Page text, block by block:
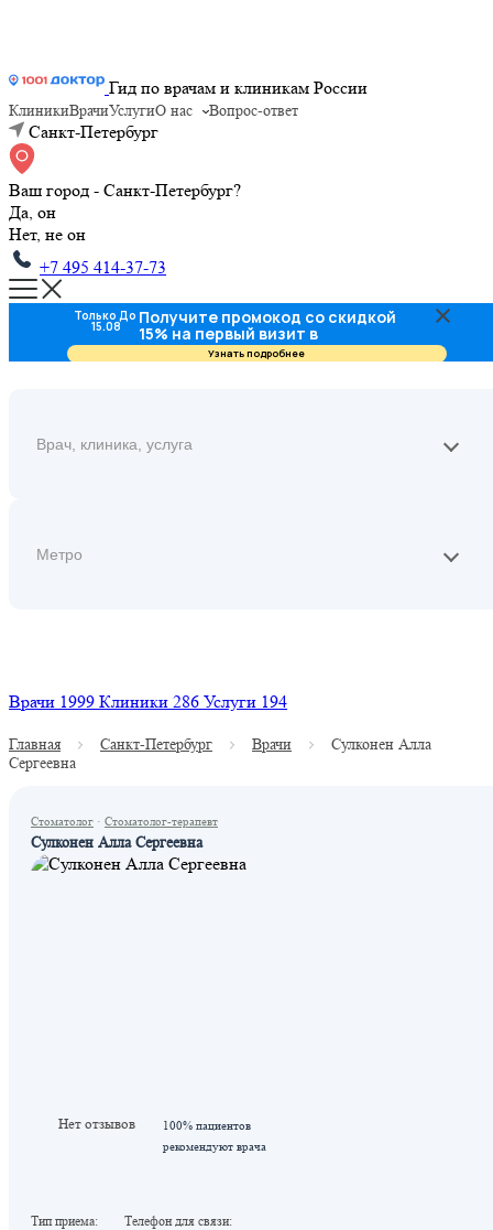
Гид по врачам и клиникам России
КлиникиВрачиУслугиО нас Вопрос-ответ
Санкт-Петербург
Ваш город - Санкт-Петербург?
Да, он
Нет, не он
+7 495 414-37-73
Врачи 1999 Клиники 286 Услуги 194
Главная Санкт-Петербург Врачи
Сулконен Алла
Сергеевна
Стоматолог · Стоматолог-терапевт
Сулконен Алла Сергеевна
Нет отзывов
100% пациентов
рекомендуют врача
Тип приема: Телефон для связи:
Только До
15.08 Получите промокод со скидкой
15% на первый визит в
стоматологию
Узнать подробнее